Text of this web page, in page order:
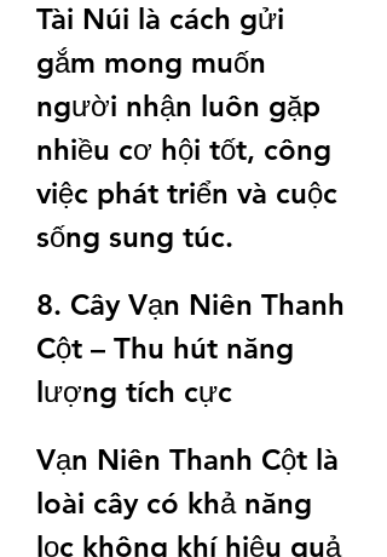
Tài Núi là cách gửi
gắm mong muốn
người nhận luôn gặp
nhiều cơ hội tốt, công
việc phát triển và cuộc
sống sung túc.
8. Cây Vạn Niên Thanh
Cột – Thu hút năng
lượng tích cực
Vạn Niên Thanh Cột là
loài cây có khả năng
lọc không khí hiệu quả